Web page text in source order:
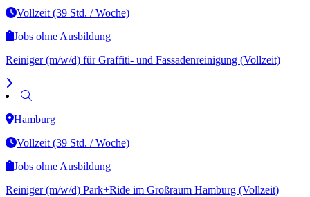
Vollzeit (39 Std. / Woche)
Jobs ohne Ausbildung
Reiniger (m/w/d) für Graffiti- und Fassadenreinigung (Vollzeit)
Hamburg
Vollzeit (39 Std. / Woche)
Jobs ohne Ausbildung
Reiniger (m/w/d) Park+Ride im Großraum Hamburg (Vollzeit)